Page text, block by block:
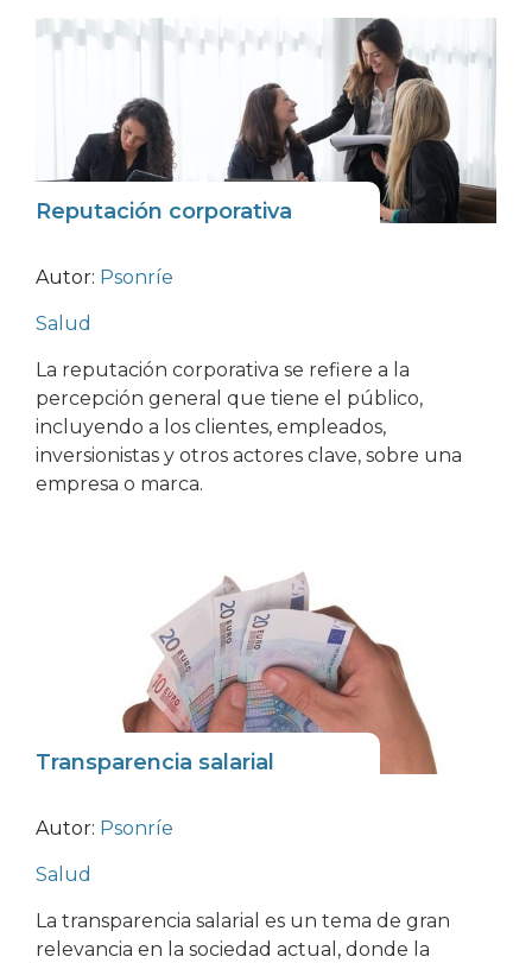
Reputación corporativa
Autor: Psonríe
Salud
La reputación corporativa se refiere a la
percepción general que tiene el público,
incluyendo a los clientes, empleados,
inversionistas y otros actores clave, sobre una
empresa o marca.
Transparencia salarial
Autor: Psonríe
Salud
La transparencia salarial es un tema de gran
relevancia en la sociedad actual, donde la